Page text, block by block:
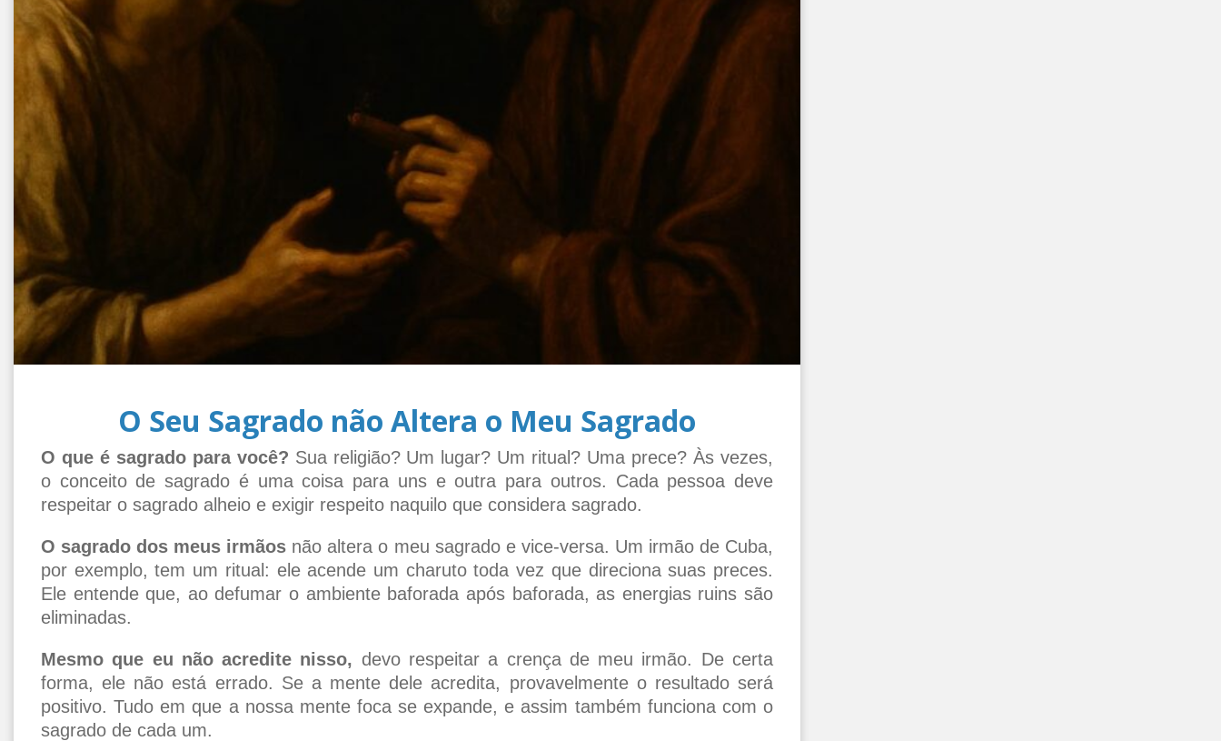
O Seu Sagrado não Altera o Meu Sagrado
O que é sagrado para você? Sua religião? Um lugar? Um ritual? Uma prece? Às vezes,
o conceito de sagrado é uma coisa para uns e outra para outros. Cada pessoa deve
respeitar o sagrado alheio e exigir respeito naquilo que considera sagrado.
O sagrado dos meus irmãos não altera o meu sagrado e vice-versa. Um irmão de Cuba,
por exemplo, tem um ritual: ele acende um charuto toda vez que direciona suas preces.
Ele entende que, ao defumar o ambiente baforada após baforada, as energias ruins são
eliminadas.
Mesmo que eu não acredite nisso, devo respeitar a crença de meu irmão. De certa
forma, ele não está errado. Se a mente dele acredita, provavelmente o resultado será
positivo. Tudo em que a nossa mente foca se expande, e assim também funciona com o
sagrado de cada um.